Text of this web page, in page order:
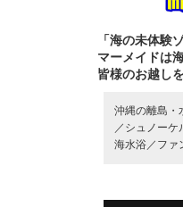
「海の未体験
マーメイドは
皆様のお越し
沖縄の離島・
／ シュノーケ
海水浴／ ファ